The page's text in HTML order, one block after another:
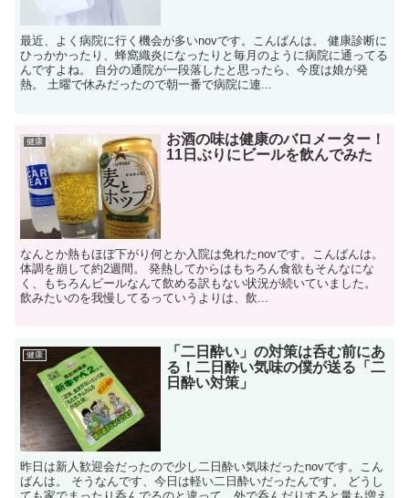
最近、よく病院に行く機会が多いnovです。こんばんは。 健康診断に
ひっかかったり、蜂窩織炎になったりと毎月のように病院に通ってる
んですよね。 自分の通院が一段落したと思ったら、今度は娘が発
熱。 土曜で休みだったので朝一番で病院に連...
健康
お酒の味は健康のバロメーター！
11日ぶりにビールを飲んでみた
なんとか熱もほぼ下がり何とか入院は免れたnovです。こんばんは。
体調を崩して約2週間。 発熱してからはもちろん食欲もそんなにな
く、もちろんビールなんて飲める訳もない状況が続いていました。
飲みたいのを我慢してるっていうよりは、飲...
健康
「二日酔い」の対策は呑む前にあ
る！二日酔い気味の僕が送る「二
日酔い対策」
昨日は新人歓迎会だったので少し二日酔い気味だったnovです。こん
ばんは。 そうなんです、今日は軽い二日酔いだったんです。 どうし